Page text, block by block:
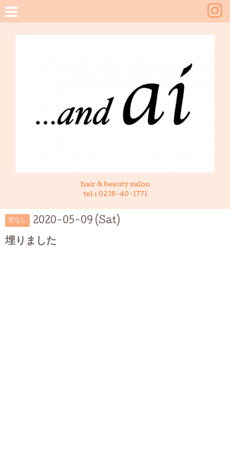
hair & beauty salon
tel : 0238-40-1771
空なし 2020-05-09 (Sat)
埋りました